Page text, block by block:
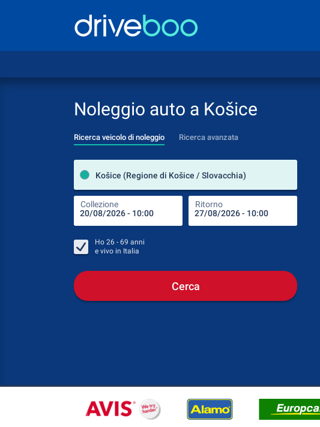
Noleggio auto a Košice
Ricerca veicolo di noleggio Ricerca avanzata
Košice (Regione di Košice / Slovacchia)
Collezione Ritorno
Ho 26 - 69 anni
e vivo in Italia
Cerca